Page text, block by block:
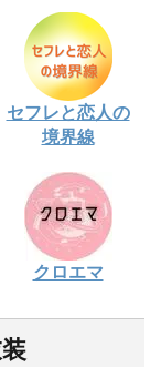
セフレと恋人の
境界線
クロエマ